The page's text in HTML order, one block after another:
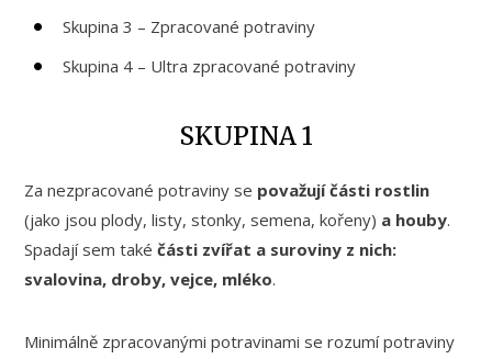
Skupina 3 – Zpracované potraviny
Skupina 4 – Ultra zpracované potraviny
SKUPINA 1
Za nezpracované potraviny se považují části rostlin
(jako jsou plody, listy, stonky, semena, kořeny) a houby.
Spadají sem takéčásti zvířat a suroviny z nich:
svalovina, droby, vejce, mléko.
Minimálně zpracovanými potravinami se rozumí potraviny